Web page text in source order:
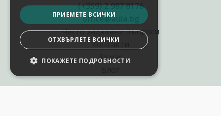
(+359) 2 987 8176
office@aula.bg
Често задавани въпроси
Контакти
За нас
ПРИЕМЕТЕ ВСИЧКИ
ОТХВЪРЛЕТЕ ВСИЧКИ
ПОКАЖЕТЕ ПОДРОБНОСТИ